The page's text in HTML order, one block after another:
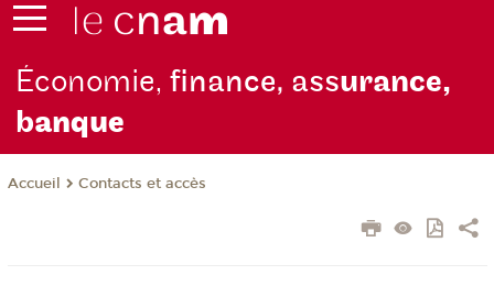
Économie,finance, assurance,
banque
Accueil Contacts et accès